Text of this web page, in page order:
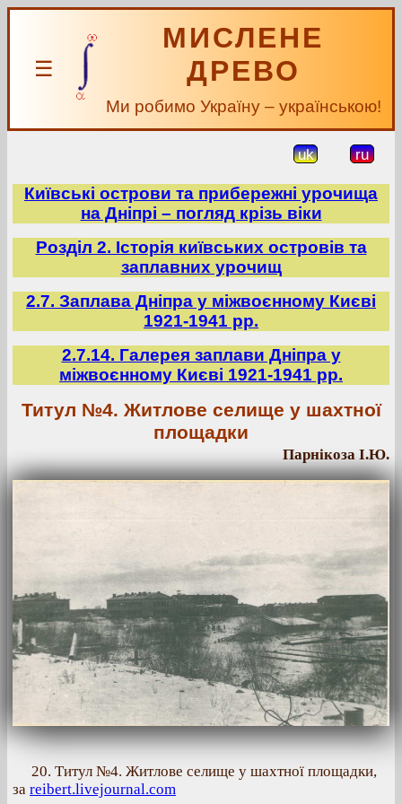
☰
МИСЛЕНЕ
ДРЕВО
Ми робимо Україну – українською!
uk ru
Київські острови та прибережні урочища
на Дніпрі – погляд крізь віки
Розділ 2. Історія київських островів та
заплавних урочищ
2.7. Заплава Дніпра у міжвоєнному Києві
1921-1941 рр.
2.7.14. Галерея заплави Дніпра у
міжвоєнному Києві 1921-1941 рр.
Титул №4. Житлове селище у шахтної
площадки
Парнікоза І.Ю.
20. Титул №4. Житлове селище у шахтної площадки,
за reibert.livejournal.com